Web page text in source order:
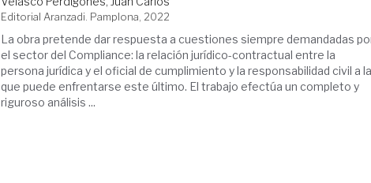
Editorial Aranzadi. Pamplona, 2022
La obra pretende dar respuesta a cuestiones siempre demandadas
el sector del Compliance: la relación jurídico-contractual entre la
persona jurídica y el oficial de cumplimiento y la responsabilidad civil a la
que puede enfrentarse este último. El trabajo efectúa un completo y
riguroso análisis ...